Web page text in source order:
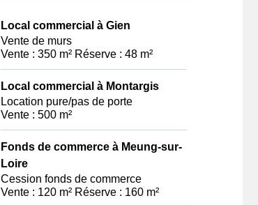
Local commercial à Gien
Vente de murs
Vente : 350 m² Réserve : 48 m²
Local commercial à Montargis
Location pure/pas de porte
Vente : 500 m²
Fonds de commerce à Meung-sur-
Loire
Cession fonds de commerce
Vente : 120 m² Réserve : 160 m²